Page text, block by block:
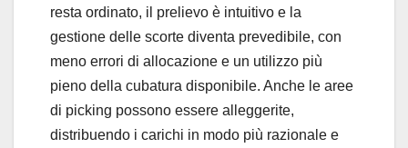
resta ordinato, il prelievo è intuitivo e la
gestione delle scorte diventa prevedibile, con
meno errori di allocazione e un utilizzo più
pieno della cubatura disponibile. Anche le aree
di picking possono essere alleggerite,
distribuendo i carichi in modo più razionale e